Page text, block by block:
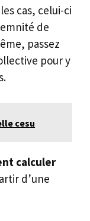
cas, celui-ci
de
passez
pour y
cesu
calculer
d’une